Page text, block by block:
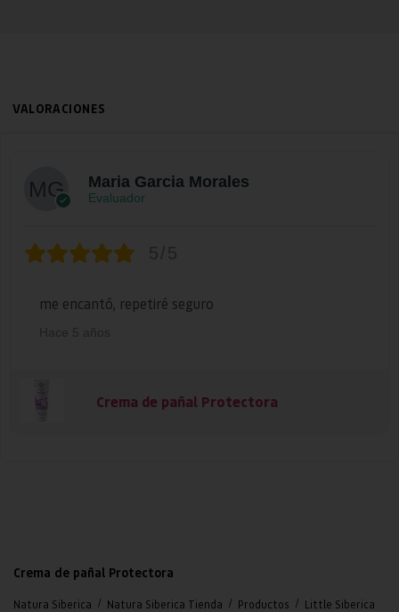
VALORACIONES
Maria Garcia Morales
Evaluador
5/5
me encantó, repetiré seguro
Hace 5 años
Crema de pañal Protectora
Crema de pañal Protectora
Natura Siberica / Natura Siberica Tienda / Productos / Little Siberica